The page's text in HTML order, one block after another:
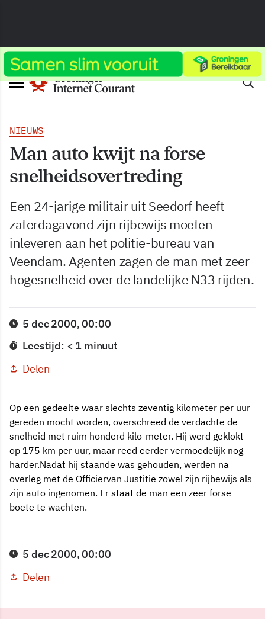
NIEUWS
Man auto kwijt na forse
snelheidsovertreding
Een 24-jarige militair uit Seedorf heeft
zaterdagavond zijn rijbewijs moeten
inleveren aan het politie-bureau van
Veendam. Agenten zagen de man met zeer
hogesnelheid over de landelijke N33 rijden.
5 dec 2000, 00:00
Leestijd: < 1 minuut
Delen
Op een gedeelte waar slechts zeventig kilometer per uur
gereden mocht worden, overschreed de verdachte de
snelheid met ruim honderd kilo-meter. Hij werd geklokt
op 175 km per uur, maar reed eerder vermoedelijk nog
harder.Nadat hij staande was gehouden, werden na
overleg met de Officiervan Justitie zowel zijn rijbewijs als
zijn auto ingenomen. Er staat de man een zeer forse
boete te wachten.
5 dec 2000, 00:00
Delen